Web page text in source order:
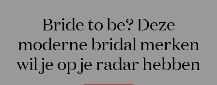
Bride to be? Deze
moderne bridal merken
wil je op je radar hebben